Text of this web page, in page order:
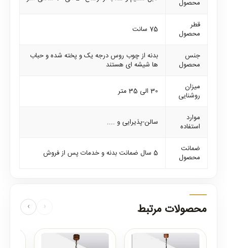
محصول
قطر
محصول
75 سانت
جنس
محصول
بدنه از چوب روس درجه یک و پخته شده و حباب
ها شیشه ای هستند
میزان
روشنایی
30 الی 35 متر
موارد
استفاده
سالن-پذیرایی و ....
ضمانت
محصول
5 سال ضمانت بدنه و خدمات پس از فروش
محصولات مرتبط ‹
›